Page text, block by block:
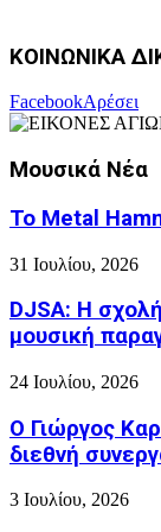
ΚΟΙΝΩΝΙΚΑ
FacebookΑρέσει
Μουσικά Νέα
Το Metal
31 Ιουλίου, 2026
DJSA: Η
μουσική
24 Ιουλίου, 2026
Ο Γιώργος
διεθνή
3 Ιουλίου, 2026